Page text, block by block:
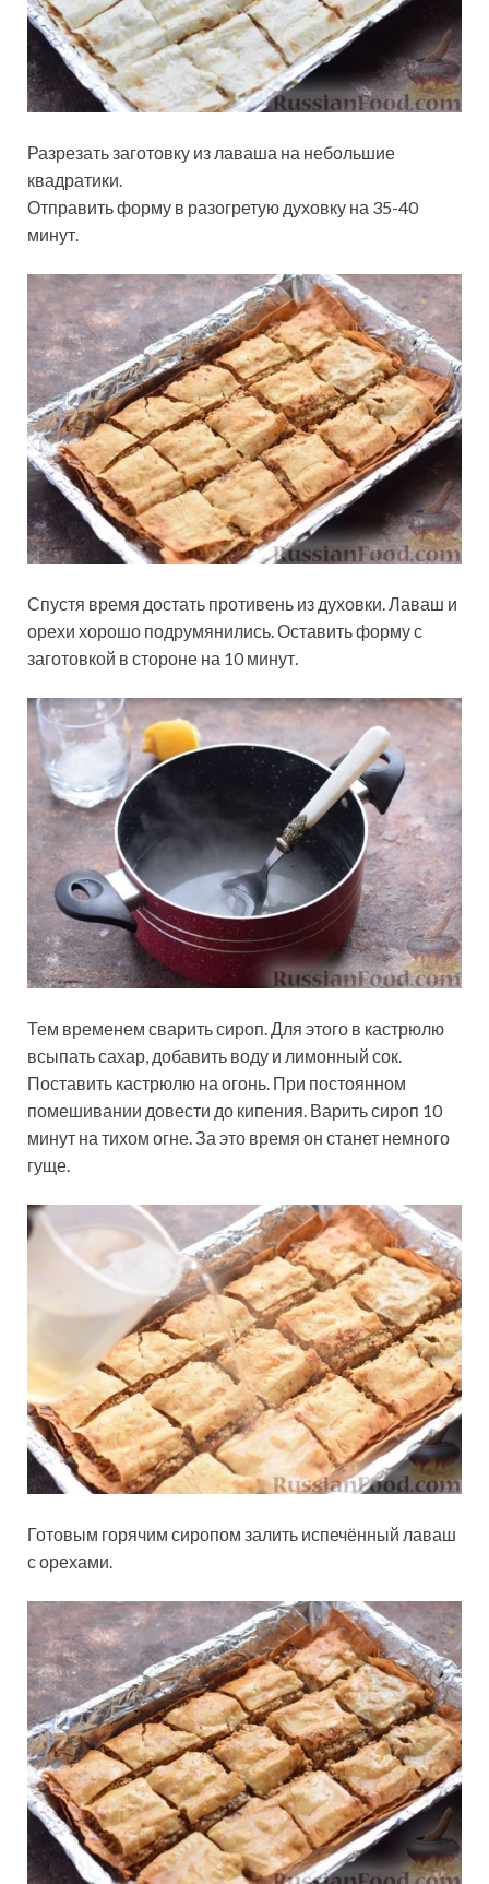
Разрезать заготовку из лаваша на небольшие
квадратики.
Отправить форму в разогретую духовку на 35-40
минут.
Спустя время достать противень из духовки. Лаваш и
орехи хорошо подрумянились. Оставить форму с
заготовкой в стороне на 10 минут.
Тем временем сварить сироп. Для этого в кастрюлю
всыпать сахар, добавить воду и лимонный сок.
Поставить кастрюлю на огонь. При постоянном
помешивании довести до кипения. Варить сироп 10
минут на тихом огне. За это время он станет немного
гуще.
Готовым горячим сиропом залить испечённый лаваш
с орехами.